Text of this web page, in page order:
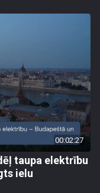
00:02:27
taupa elektrību
ielu